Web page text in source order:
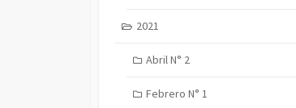
2021
Abril N° 2
Febrero N° 1